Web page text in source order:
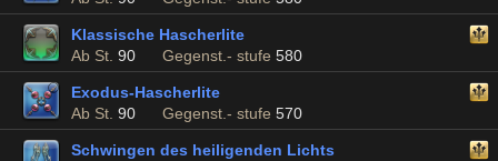
Klassische Hascherlite
Ab St. 90 Gegenst.- stufe 580
Exodus-Hascherlite
Ab St. 90 Gegenst.- stufe 570
Schwingen des heiligenden Lichts